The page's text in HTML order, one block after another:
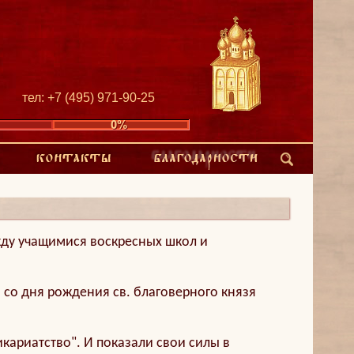
тел: +7 (495) 971-90-25
учащимися воскресных школ и
дня рождения св. благоверного князя
И показали свои силы в